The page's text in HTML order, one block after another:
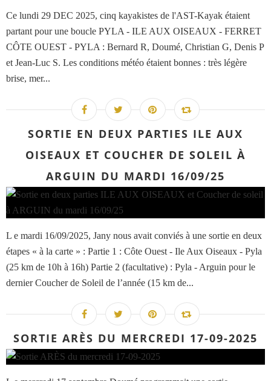
Ce lundi 29 DEC 2025, cinq kayakistes de l'AST-Kayak étaient
partant pour une boucle PYLA - ILE AUX OISEAUX - FERRET
CÔTE OUEST - PYLA : Bernard R, Doumé, Christian G, Denis P
et Jean-Luc S. Les conditions météo étaient bonnes : très légère
brise, mer...
SORTIE EN DEUX PARTIES ILE AUX
OISEAUX ET COUCHER DE SOLEIL À
ARGUIN DU MARDI 16/09/25
L e mardi 16/09/2025, Jany nous avait conviés à une sortie en deux
étapes « à la carte » : Partie 1 : Côte Ouest - Ile Aux Oiseaux - Pyla
(25 km de 10h à 16h) Partie 2 (facultative) : Pyla - Arguin pour le
dernier Coucher de Soleil de l’année (15 km de...
SORTIE ARÈS DU MERCREDI 17-09-2025